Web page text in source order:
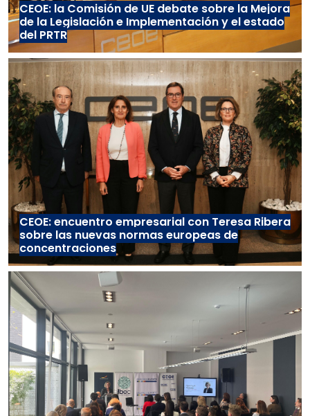
CEOE: la Comisión de UE debate sobre la Mejora
de la Legislación e Implementación y el estado
del PRTR
CEOE: encuentro empresarial con Teresa Ribera
sobre las nuevas normas europeas de
concentraciones